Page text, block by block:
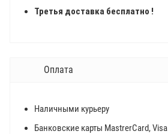
Третья доставка бесплатно !
Оплата
Наличными курьеру
Банковские карты MastrerCard, Visa